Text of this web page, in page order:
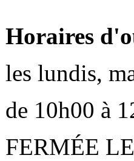
Horaires
les lundis,
de 10h00 à
FERMÉE